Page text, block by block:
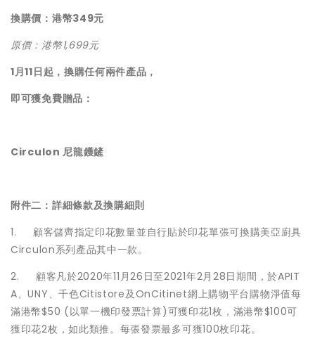
換購價：港幣349元
原價：港幣1,699元
1月11日起，換購任何兩件產品，
即可獲免費贈品：
Circulon 尼龍鑊鏟
附件二：詳細條款及換購細則
1. 顧客儲齊指定印花數量並自行貼於印花單張可換購美亞廚具
Circulon系列產品其中一款。
2. 顧客凡於2020年11月26日至2021年2月28日期間，於APIT
A、UNY、千色Citistore及OnCitinet網上購物平台購物淨值每
滿港幣$50 (以單一機印發票計算)可獲印花1枚，滿港幣$100可
獲印花2枚，如此類推。每張發票最多可獲100枚印花。